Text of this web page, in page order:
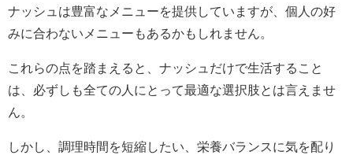
ナッシュは豊富なメニューを提供していますが、個人の好
みに合わないメニューもあるかもしれません。
これらの点を踏まえると、ナッシュだけで生活すること
は、必ずしも全ての人にとって最適な選択肢とは言えませ
ん。
しかし、調理時間を短縮したい、栄養バランスに気を配り